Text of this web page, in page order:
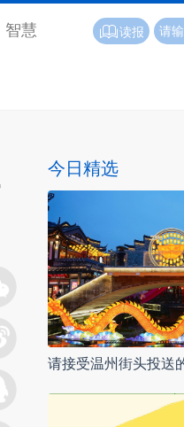
智慧 读报
今日精选
请接受温州街头投